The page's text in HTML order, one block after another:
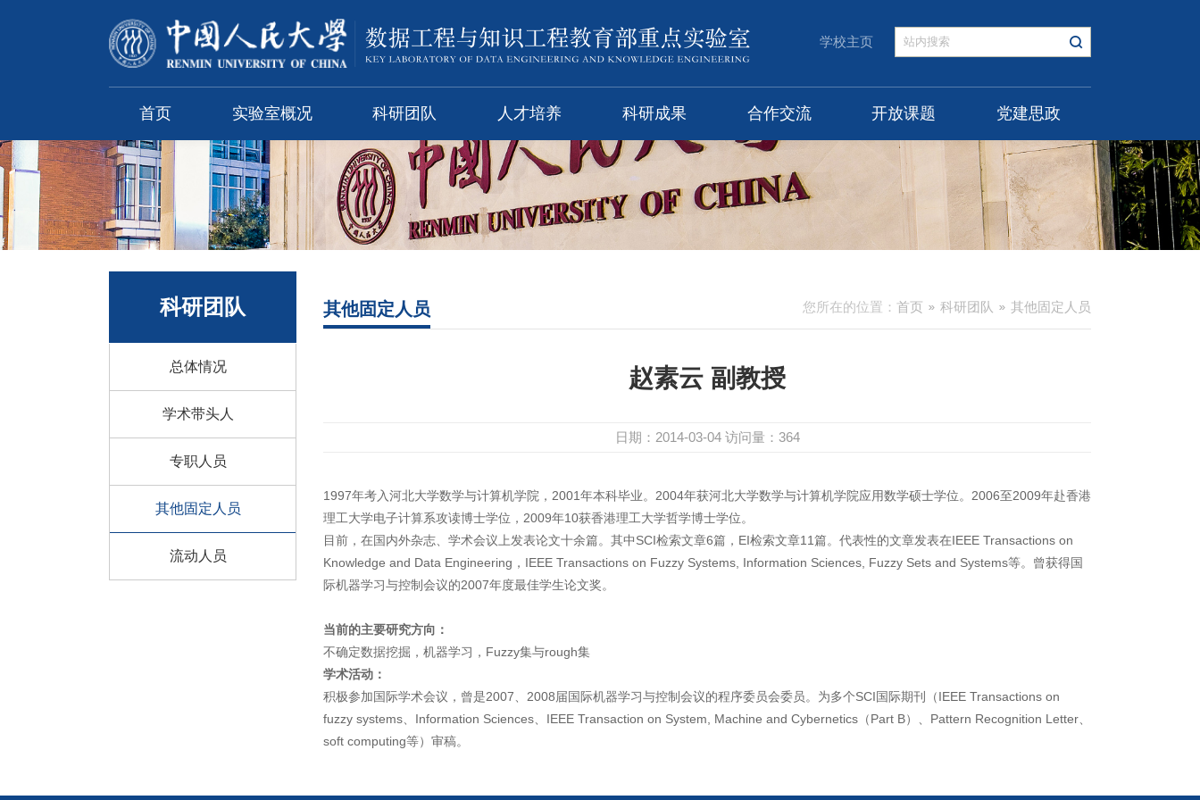
学校主页
首页 实验室概况 科研团队 人才培养 科研成果 合作交流 开放课题 党建思政
科研团队
总体情况
学术带头人
专职人员
其他固定人员
流动人员
您所在的位置： 首页 科研团队 其他固定人员
其他固定人员
赵素云 副教授
日期：2014-03-04 访问量： 364
1997年考入河北大学数学与计算机学院， 2001年本科毕业。 2004年获河北大学数学与计算机学院应用数学硕士学位。 2006至2009年赴香港
理工大学电子计算系攻读博士学位， 2009年10获香港理工大学哲学博士学位。
目前，在国内外杂志、学术会议上发表论文十余篇。其中SCI检索文章6篇， EI检索文章11篇。代表性的文章发表在IEEE Transactions on
Knowledge and Data Engineering ， IEEE Transactions on Fuzzy Systems, Information Sciences, Fuzzy Sets and Systems等。曾获得国
际机器学习与控制会议的2007年度最佳学生论文奖。
当前的主要研究方向：
不确定数据挖掘，机器学习， Fuzzy集与rough集
学术活动：
积极参加国际学术会议，曾是2007 2008届国际机器学习与控制会议的程序委员会委员。为多个SCI国际期刊（IEEE Transactions on
fuzzy systems
Information Sciences IEEE Transaction on System, Machine and Cybernetics （Part B）、 Pattern Recognition Letter
soft computing等）审稿。